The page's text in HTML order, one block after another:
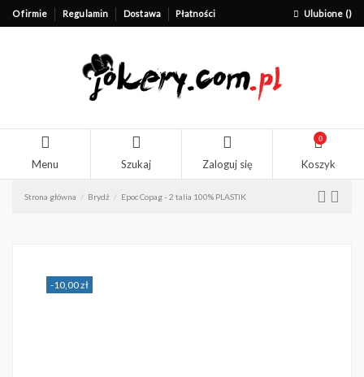
O firmie Regulamin Dostawa Płatności Ulubione ()
Menu Szukaj Zaloguj się
0
Koszyk
Strona główna Brydż Epoc Copag - 2 talia 100% PLASTIK
-10,00 zł